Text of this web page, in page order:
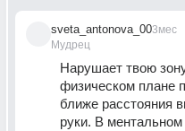
sveta_antonova_00
Мудрец
3мес
Нарушает твою
физическом плане
ближе расстояния
руки. В ментальном